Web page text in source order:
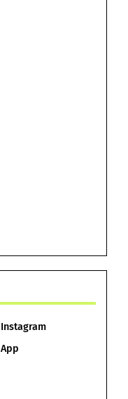
Instagram
App